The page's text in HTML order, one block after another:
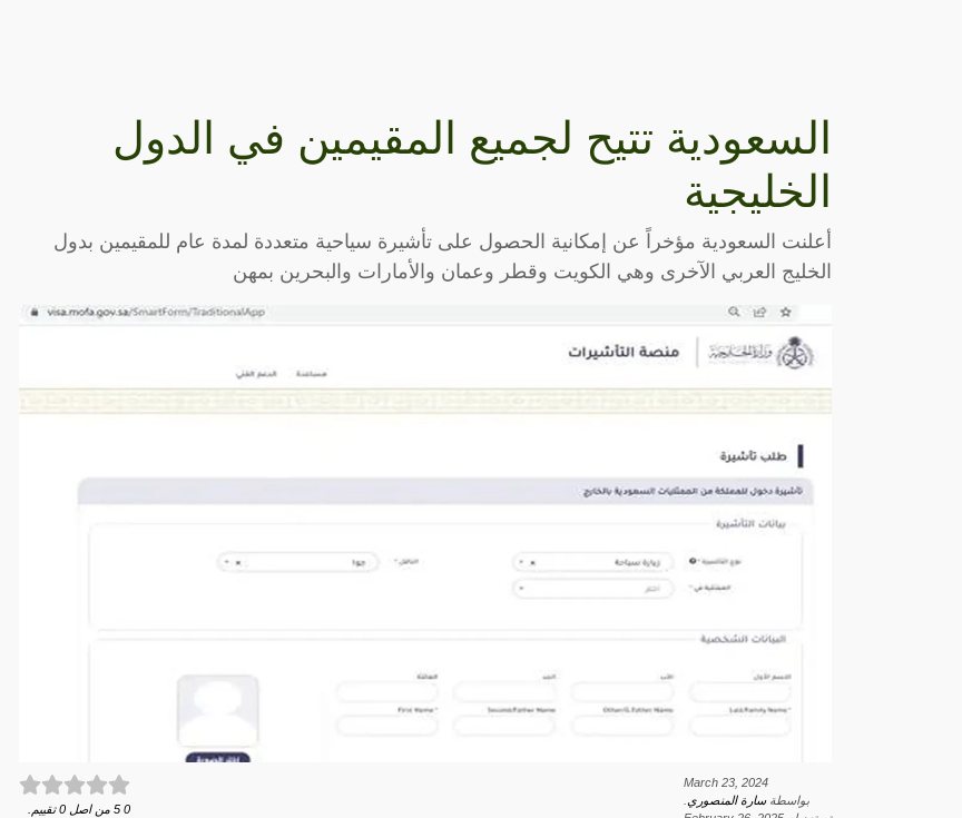
السعودية تتيح لجميع المقيمين في الدول
الخليجية
أعلنت السعودية مؤخراً عن إمكانية الحصول على تأشيرة سياحية متعددة لمدة عام للمقيمين بدول
الخليج العربي الآخرى وهي الكويت وقطر وعمان والأمارات والبحرين بمهن
March 23, 2024
بواسطةسارة المنصوري
0
5 من اصل 0 تقييم.